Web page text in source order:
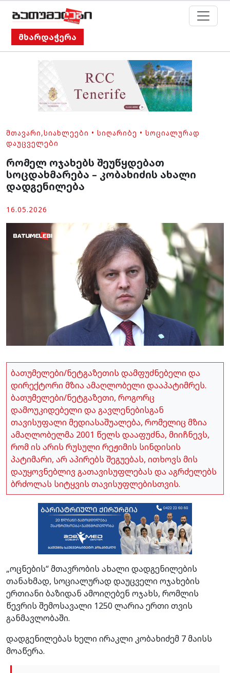
მხარდაჭერა
ᲛᲗᲐᲕᲐᲠᲘ,ᲡᲘᲐᲮᲚᲔᲔᲑᲘ • ᲡᲘᲦᲐᲠᲘᲑᲔ • ᲡᲝᲪᲘᲐᲚᲣᲠᲐᲓ
ᲓᲐᲣᲪᲕᲔᲚᲔᲑᲘ
რომელ ოჯახებს შეუწყდებათ
სოცდახმარება – კობახიძის ახალი
დადგენილება
16.05.2026
ბათუმელები/ნეტგაზეთის დამფუძნებელი და
დირექტორი მზია ამაღლობელი დააპატიმრეს.
ბათუმელები/ნეტგაზეთი, როგორც
დამოუკიდებელი და გავლენებისგან
თავისუფალი მედიასაშუალება, რომელიც მზია
ამაღლობელმა 2001 წელს დააფუძნა, მიიჩნევს,
რომ ის არის რუსული რეჟიმის სინდისის
პატიმარი, არ აპირებს შეგუებას, ითხოვს მის
დაუყოვნებლივ გათავისუფლებას და აგრძელებს
ბრძოლას სიტყვის თავისუფლებისთვის.
„ოცნების“ მთავრობის ახალი დადგენილების
თანახმად, სოციალურად დაუცველი ოჯახების
ერთიანი ბაზიდან ამოიღებენ ოჯახს, რომლის
წევრის შემოსავალი 1250 ლარია ერთი თვის
განმავლობაში.
დადგენილებას ხელი ირაკლი კობახიძემ 7 მაისს
მოაწერა.